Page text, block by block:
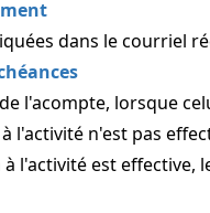
dans le courriel
l'acompte, lorsque
l'activité n'est pas
l'activité est effective,